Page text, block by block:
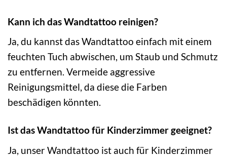
Kann ich das Wandtattoo reinigen?
Ja, du kannst das Wandtattoo einfach mit einem
feuchten Tuch abwischen, um Staub und Schmutz
zu entfernen. Vermeide aggressive
Reinigungsmittel, da diese die Farben
beschädigen könnten.
Ist das Wandtattoo für Kinderzimmer geeignet?
Ja, unser Wandtattoo ist auch für Kinderzimmer